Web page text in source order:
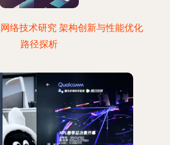
络技术研究 架构创新与性能优化
路径探析